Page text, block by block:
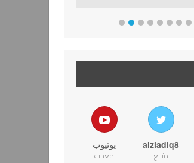
alziadiq8
متابع
يوتيوب
معجب